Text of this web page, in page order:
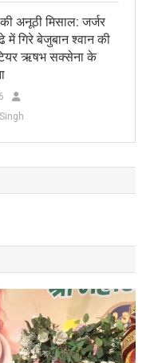
अनूठी मिसाल: जर्जर
में गिरे बेजुबान श्वान की
ऋषभ सक्सेना के